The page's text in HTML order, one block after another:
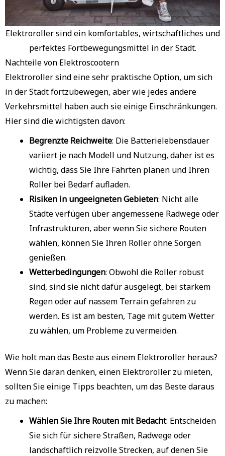
Elektroroller sind ein komfortables, wirtschaftliches und
perfektes Fortbewegungsmittel in der Stadt.
Nachteile von Elektroscootern
Elektroroller sind eine sehr praktische Option, um sich
in der Stadt fortzubewegen, aber wie jedes andere
Verkehrsmittel haben auch sie einige Einschränkungen.
Hier sind die wichtigsten davon:
Begrenzte Reichweite: Die Batterielebensdauer
variiert je nach Modell und Nutzung, daher ist es
wichtig, dass Sie Ihre Fahrten planen und Ihren
Roller bei Bedarf aufladen.
Risiken in ungeeigneten Gebieten: Nicht alle
Städte verfügen über angemessene Radwege oder
Infrastrukturen, aber wenn Sie sichere Routen
wählen, können Sie Ihren Roller ohne Sorgen
genießen.
Wetterbedingungen: Obwohl die Roller robust
sind, sind sie nicht dafür ausgelegt, bei starkem
Regen oder auf nassem Terrain gefahren zu
werden. Es ist am besten, Tage mit gutem Wetter
zu wählen, um Probleme zu vermeiden.
Wie holt man das Beste aus einem Elektroroller heraus?
Wenn Sie daran denken, einen Elektroroller zu mieten,
sollten Sie einige Tipps beachten, um das Beste daraus
zu machen:
Wählen Sie Ihre Routen mit Bedacht: Entscheiden
Sie sich für sichere Straßen, Radwege oder
landschaftlich reizvolle Strecken, auf denen Sie